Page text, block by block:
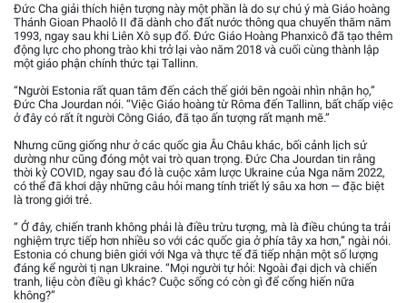
Đức Cha giải thích hiện tượng này một phần là do sự chú ý mà Giáo hoàng
Thánh Gioan Phaolô II đã dành cho đất nước thông qua chuyến thăm năm
1993, ngay sau khi Liên Xô sụp đổ. Đức Giáo Hoàng Phanxicô đã tạo thêm
động lực cho phong trào khi trở lại vào năm 2018 và cuối cùng thành lập
một giáo phận chính thức tại Tallinn.
“Người Estonia rất quan tâm đến cách thế giới bên ngoài nhìn nhận họ,”
Đức Cha Jourdan nói. “Việc Giáo hoàng từ Rôma đến Tallinn, bất chấp việc
ở đây có rất ít người Công Giáo, đã tạo ấn tượng rất mạnh mẽ.”
Nhưng cũng giống như ở các quốc gia Âu Châu khác, bối cảnh lịch sử
dường như cũng đóng một vai trò quan trọng. Đức Cha Jourdan tin rằng
thời kỳ COVID, ngay sau đó là cuộc xâm lược Ukraine của Nga năm 2022,
có thể đã khơi dậy những câu hỏi mang tính triết lý sâu xa hơn — đặc biệt
là trong giới trẻ.
“ Ở đây, chiến tranh không phải là điều trừu tượng, mà là điều chúng ta trải
nghiệm trực tiếp hơn nhiều so với các quốc gia ở phía tây xa hơn,” ngài nói.
Estonia có chung biên giới với Nga và thực tế đã tiếp nhận một số lượng
đáng kể người tị nạn Ukraine. “Mọi người tự hỏi: Ngoài đại dịch và chiến
tranh, liệu còn điều gì khác? Cuộc sống có còn gì để cống hiến nữa
không?”